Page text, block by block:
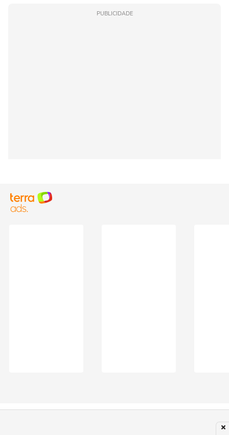
PUBLICIDADE